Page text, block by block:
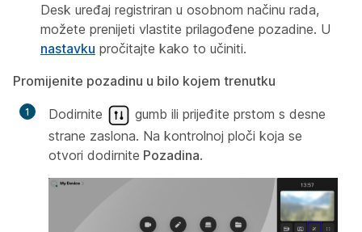
Desk uređaj registriran u osobnom načinu rada,
možete prenijeti vlastite prilagođene pozadine. U
nastavku pročitajte kako to učiniti.
Promijenite pozadinu u bilo kojem trenutku
Dodirnite
gumb ili prijeđite prstom s desne
strane zaslona. Na kontrolnoj ploči koja se
otvori dodirnite Pozadina.